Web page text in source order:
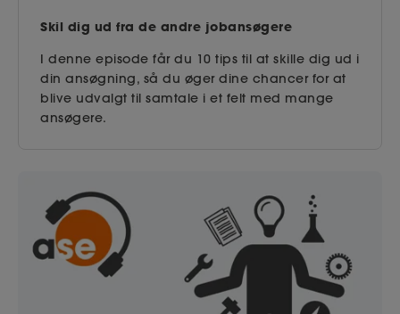
Skil dig ud fra de andre jobansøgere
I denne episode får du 10 tips til at skille dig ud i
din ansøgning, så du øger dine chancer for at
blive udvalgt til samtale i et felt med mange
ansøgere.